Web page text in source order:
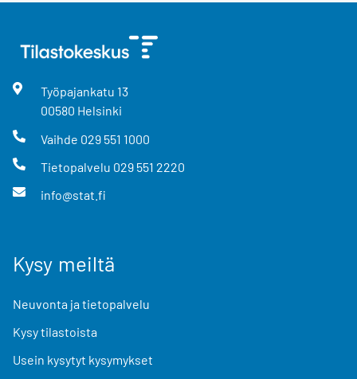
Työpajankatu 13
00580 Helsinki
Vaihde 029 551 1000
Tietopalvelu 029 551 2220
info@stat.fi
Kysy meiltä
Neuvonta ja tietopalvelu
Kysy tilastoista
Usein kysytyt kysymykset